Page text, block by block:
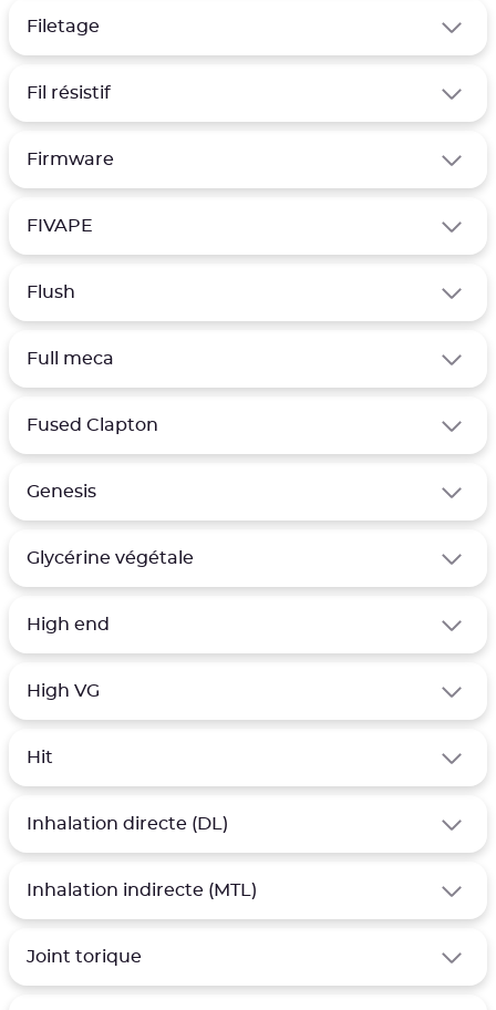
Filetage
Fil résistif
Firmware
FIVAPE
Flush
Full meca
Fused Clapton
Genesis
Glycérine végétale
High end
High VG
Hit
Inhalation directe (DL)
Inhalation indirecte (MTL)
Joint torique